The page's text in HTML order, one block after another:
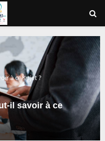
à ce sujet ?
il savoir à ce